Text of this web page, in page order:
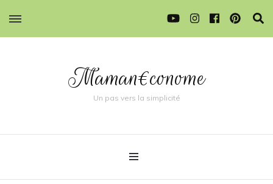
Maman€conome
Un pas vers la simplicité